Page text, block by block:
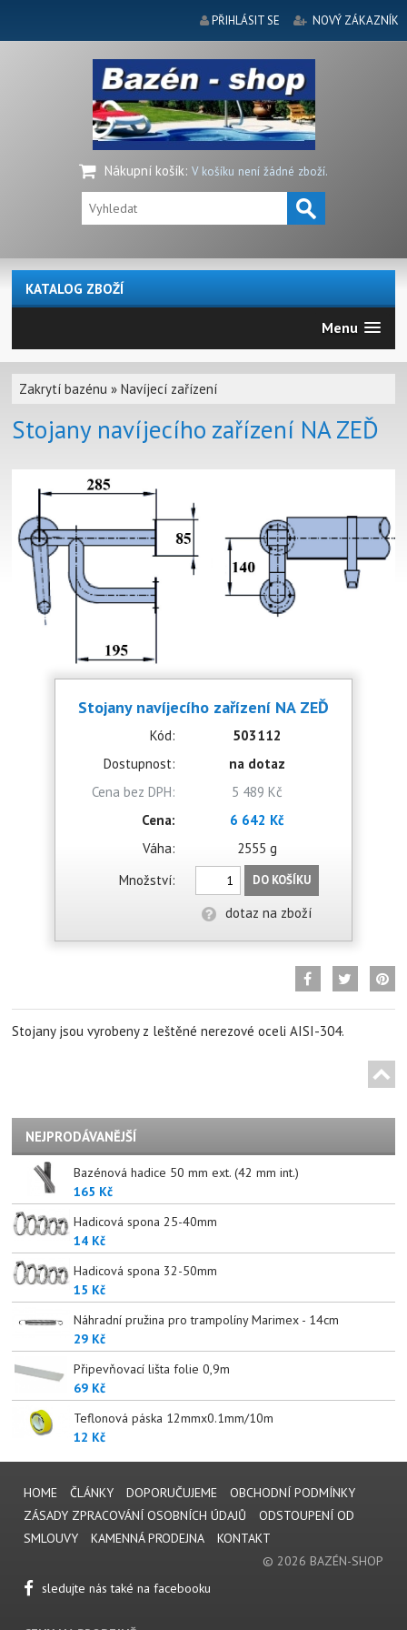
PŘIHLÁSIT SE NOVÝ ZÁKAZNÍK
Nákupní košík: V košíku není žádné zboží.
KATALOG ZBOŽÍ
Menu
Zakrytí bazénu »Navíjecí zařízení
Stojany navíjecího zařízení NA ZEĎ
Stojany navíjecího zařízení NA ZEĎ
Kód:
503112
Dostupnost:
na dotaz
Cena bez DPH:
5 489 Kč
Cena:
6 642 Kč
Váha:
2555 g
Množství:
DO KOŠÍKU
dotaz na zboží
Stojany jsou vyrobeny z leštěné nerezové oceli AISI-304.
NEJPRODÁVANĚJŠÍ
Bazénová hadice 50 mm ext. (42 mm int.)
165 Kč
Hadicová spona 25-40mm
14 Kč
Hadicová spona 32-50mm
15 Kč
Náhradní pružina pro trampolíny Marimex - 14cm
29 Kč
Připevňovací lišta folie 0,9m
69 Kč
Teflonová páska 12mmx0.1mm/10m
12 Kč
HOME ČLÁNKY DOPORUČUJEME
OBCHODNÍ PODMÍNKY
ZÁSADY ZPRACOVÁNÍ OSOBNÍCH ÚDAJŮ
ODSTOUPENÍ OD
SMLOUVY
KAMENNÁ PRODEJNA
KONTAKT
© 2026 BAZÉN-SHOP
sledujte nás také na facebooku